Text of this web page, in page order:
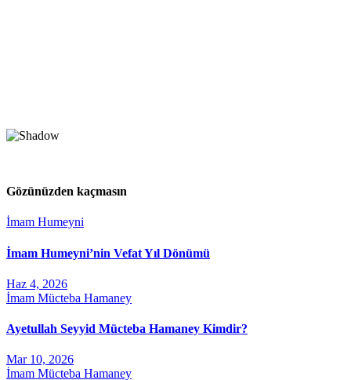
Gözünüzden kaçmasın
İmam Humeyni
İmam Humeyni’nin Vefat Yıl Dönümü
Haz 4, 2026
İmam Mücteba Hamaney
Ayetullah Seyyid Mücteba Hamaney Kimdir?
Mar 10, 2026
İmam Mücteba Hamaney